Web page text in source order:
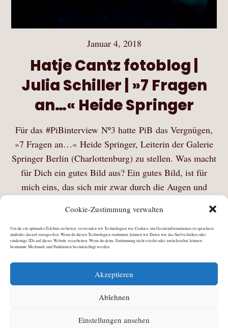
Cookie-Zustimmung verwalten
Um dir ein optimales Erlebnis zu bieten, verwenden wir Technologien wie Cookies, um Geräteinformationen zu speichern
und/oder darauf zuzugreifen. Wenn du diesen Technologien zustimmst, können wir Daten wie das Surfverhalten oder
eindeutige IDs auf dieser Website verarbeiten. Wenn du deine Zustimmung nicht erteilst oder zurückziehst, können
bestimmte Merkmale und Funktionen beeinträchtigt werden.
Akzeptieren
Ablehnen
Einstellungen ansehen
Januar 4, 2018
Hatje Cantz fotoblog |
Julia Schiller | »7 Fragen
an…« Heide Springer
Für das #PiBinterview Nº3 hatte PiB das Vergnügen,
»7 Fragen an…« Heide Springer, Leiterin der Galerie
Springer Berlin (Charlottenburg) zu stellen. Was macht
für Dich ein gutes Bild aus? Ein gutes Bild, ist für
mich eins, das sich mir zwar durch die Augen und
Julia Schiller2026 · All Rights Reserved